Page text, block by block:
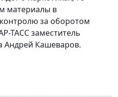
материалы в
за оборотом
ТАСС заместитель
Андрей Кашеваров.